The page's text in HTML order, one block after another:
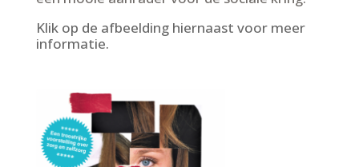
Klik op de afbeelding hiernaast voor meer
informatie.